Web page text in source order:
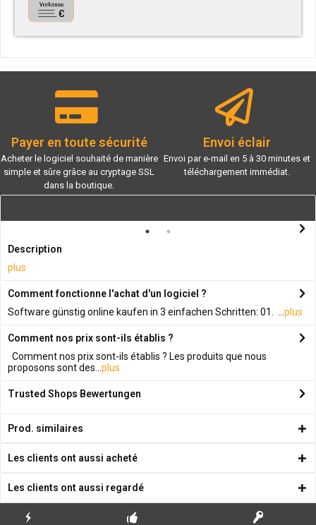
Payer en toute sécurité
Acheter le logiciel souhaité de manière
simple et sûre grâce au cryptage SSL
dans la boutique.
Envoi éclair
Envoi par e-mail en 5 à 30 minutes et
téléchargement immédiat.
Description
plus
Comment fonctionne l'achat d'un logiciel ?
Software günstig online kaufen in 3 einfachen Schritten: 01. ... plus
Comment nos prix sont-ils établis ?
Comment nos prix sont-ils établis ? Les produits que nous
proposons sont des... plus
Trusted Shops Bewertungen
Prod. similaires
Les clients ont aussi acheté
Les clients ont aussi regardé